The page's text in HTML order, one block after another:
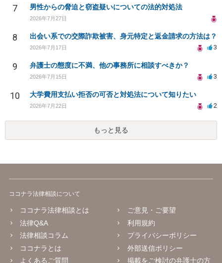
7 男性からの脅迫と窃盗疑いについての法的対処法
2026年7月27日
8 出会い系での交際詐欺被害、身元特定と返金請求の方法は？
2026年7月17日 3
9 弁護士の態度に不満、他の事務所に相談すべきか？
2026年7月15日 3
10 大学費用支払い拒否の可否と対処法について知りたい
2026年7月22日 2
もっと見る
ココナラ法律相談について
ココナラ法律相談とは
法律Q&A
法律相談コラム
ココナラとは
よくあるご質問
ご意見・ご要望
利用規約
プライバシーポリシー
外部送信ポリシー
掲載をご検討の弁護士の方